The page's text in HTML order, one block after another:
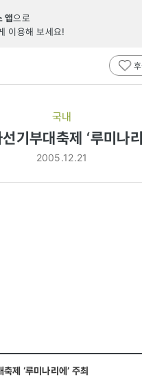
앱으로
이용해 보세요!
국내
기부대축제 ‘루미나
2005.12.21
제 ‘루미나리에’ 주최